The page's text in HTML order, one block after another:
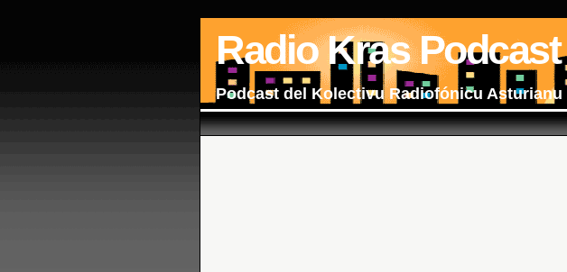
Radio Kras Podcast
Podcast del Kolectivu Radiofónicu Asturianu